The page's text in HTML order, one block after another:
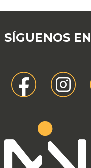
SÍGUENOS EN